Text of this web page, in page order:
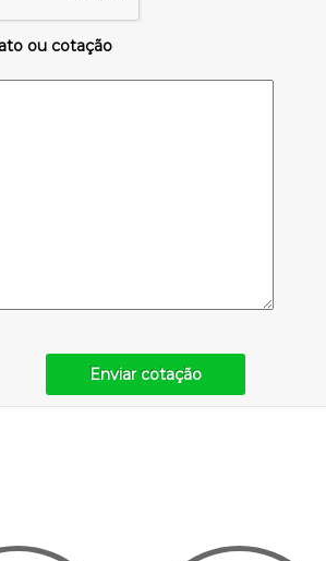
ou cotação
Enviar cotação